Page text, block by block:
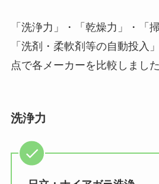
「洗浄力」・「乾燥力」・「
「洗剤・柔軟剤等の自動投入
点で各メーカーを比較しました
洗浄力